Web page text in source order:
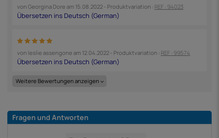
von Georgina Dore am 15.08.2022 - Produktvariation : REF : 94023
von leslie assengone am 12.04.2022 - Produktvariation : REF : 99574
Weitere Bewertungen anzeigen
Fragen und Antworten